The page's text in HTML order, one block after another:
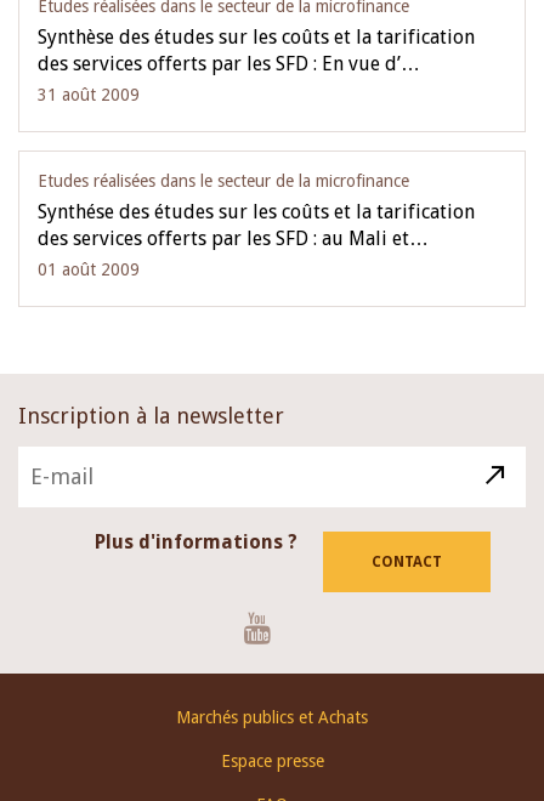
Etudes réalisées dans le secteur de la microfinance
Synthèse des études sur les coûts et la tarification
des services offerts par les SFD : En vue d’…
31 août 2009
Etudes réalisées dans le secteur de la microfinance
Synthése des études sur les coûts et la tarification
des services offerts par les SFD : au Mali et…
01 août 2009
Inscription à la newsletter
Plus d'informations ?
CONTACT
Marchés publics et Achats
Espace presse